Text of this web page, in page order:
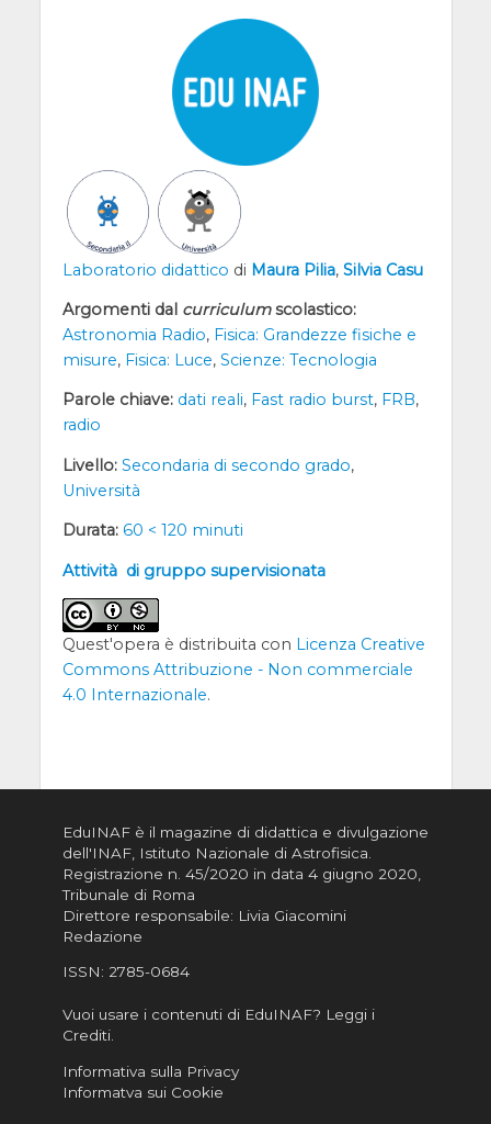
Laboratorio didattico di Maura Pilia, Silvia Casu
Argomenti dal curriculumscolastico:
Astronomia Radio, Fisica: Grandezze fisiche e
misure, Fisica: Luce, Scienze: Tecnologia
Parole chiave: dati reali, Fast radio burst, FRB,
radio
Livello: Secondaria di secondo grado,
Università
Durata: 60 < 120 minuti
Attività di gruppo supervisionata
Quest'opera è distribuita con Licenza Creative
Commons Attribuzione - Non commerciale
4.0 Internazionale.
EduINAF è il magazine di didattica e divulgazione
dell'INAF, Istituto Nazionale di Astrofisica
Registrazione n. 45/2020 in data 4 giugno 2020,
Tribunale di Roma
Direttore responsabile: Livia Giacomini
Redazione
ISSN: 2785-0684
Vuoi usare i contenuti di EduINAF? Leggi i
Crediti.
Informativa sulla Privacy
Informatva sui Cookie